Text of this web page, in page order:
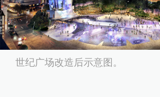
世纪广场改造后示意图。